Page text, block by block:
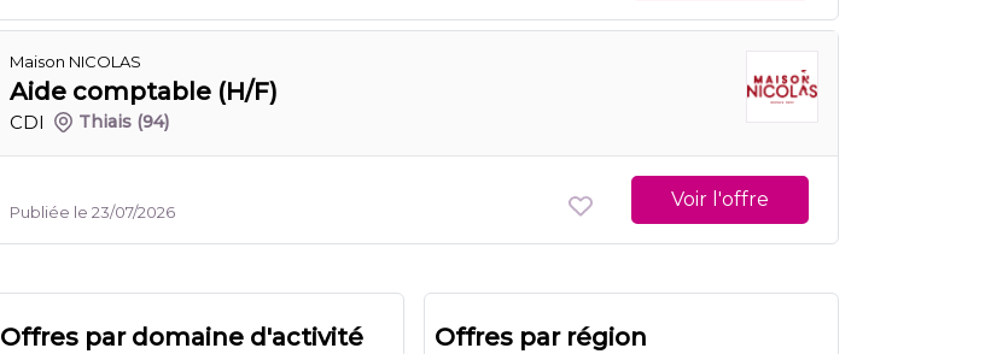
Maison NICOLAS
Aide comptable (H/F)
CDI Thiais (94)
Publiée le 23/07/2026
Voir l'offre
Offres par domaine d'activité Offres par région